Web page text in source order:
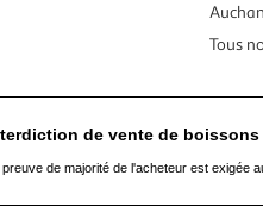
Tous
de vente de
preuve de majorité de l'acheteur est exigée